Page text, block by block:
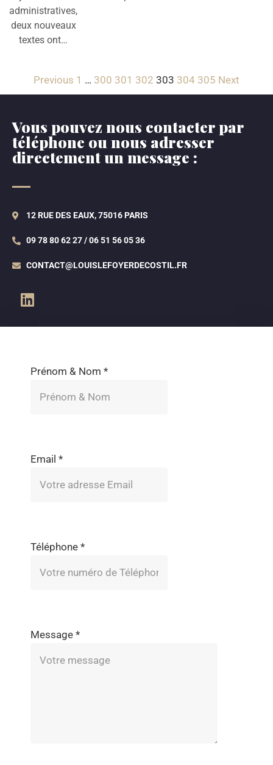
administratives,
deux nouveaux
textes ont…
Previous 1 … 300 301 302 303 304 305 Next
Vous pouvez nous contacter par
téléphone ou nous adresser
directement un message :
12 RUE DES EAUX, 75016 PARIS
09 78 80 62 27 / 06 51 56 05 36
CONTACT@LOUISLEFOYERDECOSTIL.FR
Prénom & Nom *
Email *
Téléphone *
Message *